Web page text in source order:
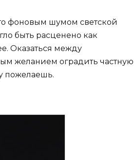
фоновым шумом светской
быть расценено как
Оказаться между
желанием оградить частную
пожелаешь.